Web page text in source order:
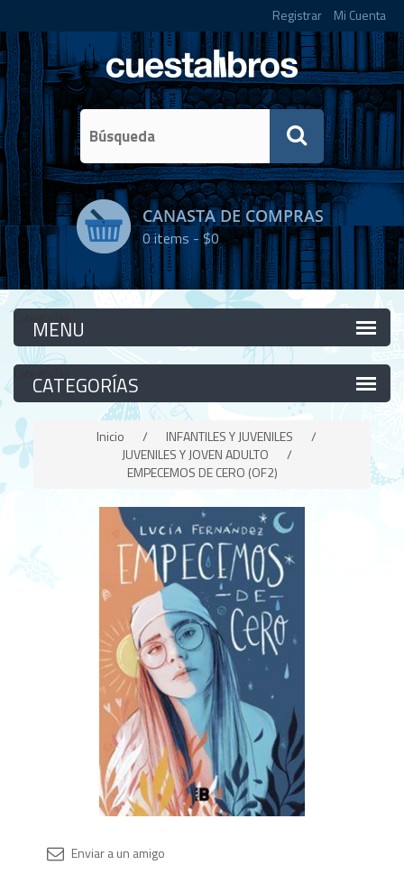
Registrar Mi Cuenta
CANASTA DE COMPRAS
0items -$0
Categorías
Categorías
Inicio / INFANTILES Y JUVENILES
/
JUVENILES Y JOVEN ADULTO
/
EMPECEMOS DE CERO (OF2)